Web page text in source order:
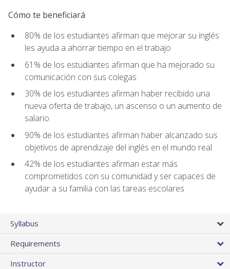
Cómo te beneficiará
80% de los estudiantes afirman que mejorar su inglés
les ayuda a ahorrar tiempo en el trabajo
61% de los estudiantes afirman que ha mejorado su
comunicación con sus colegas
30% de los estudiantes afirman haber recibido una
nueva oferta de trabajo, un ascenso o un aumento de
salario
90% de los estudiantes afirman haber alcanzado sus
objetivos de aprendizaje del inglés en el mundo real
42% de los estudiantes afirman estar más
comprometidos con su comunidad y ser capaces de
ayudar a su familia con las tareas escolares
Syllabus
Requirements
Instructor